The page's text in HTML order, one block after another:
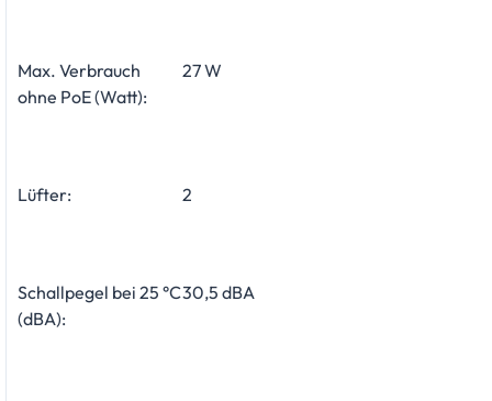
Max. Verbrauch
ohne PoE (Watt):
27 W
Lüfter: 2
Schallpegel bei 25 °C
(dBA):
30,5 dBA